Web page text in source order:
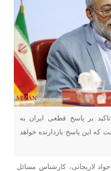
بر پاسخ قطعی ایران به
که این پاسخ بازدارنده خواهد
به نقل از -جواد لاریجانی، کارشناس مسائل